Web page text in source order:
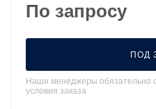
По запросу
ПОД
Наши менеджеры обязательно
условия заказа